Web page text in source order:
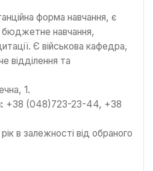
форма навчання, є
бюджетне навчання,
Є військова кафедра,
відділення та
1.
+38 (048)723-23-44, +38
в залежності від обраного